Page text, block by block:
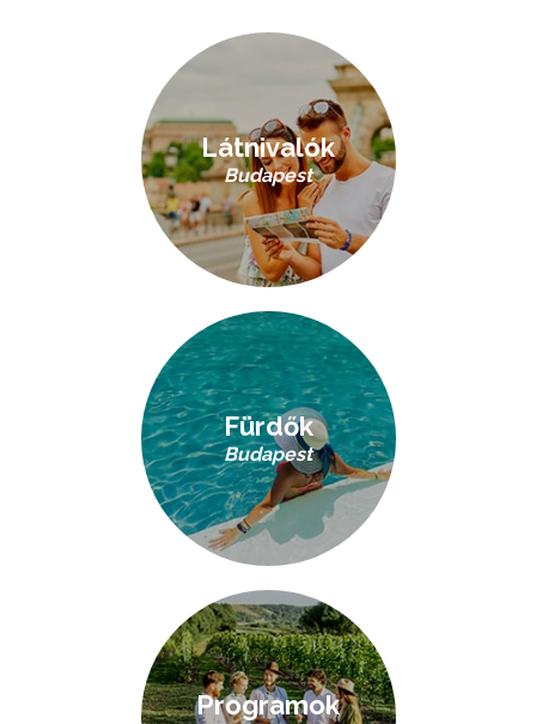
Látnivalók
Budapest
Fürdők
Budapest
Programok